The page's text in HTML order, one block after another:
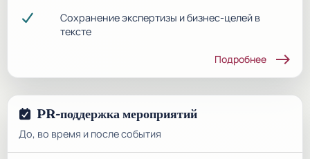
Сохранение экспертизы и бизнес-целей в
тексте
Подробнее east
PR-поддержка мероприятий
До, во время и после события